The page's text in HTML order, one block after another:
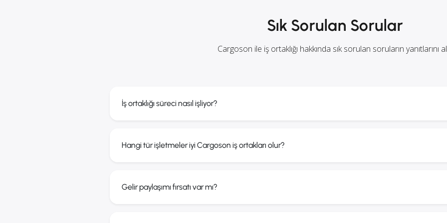
Sık Sorulan Sorular
Cargoson ile iş ortaklığı hakkında sık sorulan soruların yanıtlarını
İş ortaklığı süreci nasıl işliyor?
Hangi tür işletmeler iyi Cargoson iş ortakları olur?
Gelir paylaşımı fırsatı var mı?